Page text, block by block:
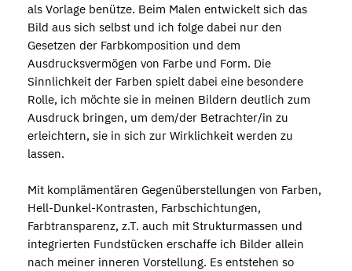
als Vorlage benütze. Beim Malen entwickelt sich das
Bild aus sich selbst und ich folge dabei nur den
Gesetzen der Farbkomposition und dem
Ausdrucksvermögen von Farbe und Form. Die
Sinnlichkeit der Farben spielt dabei eine besondere
Rolle, ich möchte sie in meinen Bildern deutlich zum
Ausdruck bringen, um dem/der Betrachter/in zu
erleichtern, sie in sich zur Wirklichkeit werden zu
lassen.
Mit komplämentären Gegenüberstellungen von Farben,
Hell-Dunkel-Kontrasten, Farbschichtungen,
Farbtransparenz, z.T. auch mit Strukturmassen und
integrierten Fundstücken erschaffe ich Bilder allein
nach meiner inneren Vorstellung. Es entstehen so